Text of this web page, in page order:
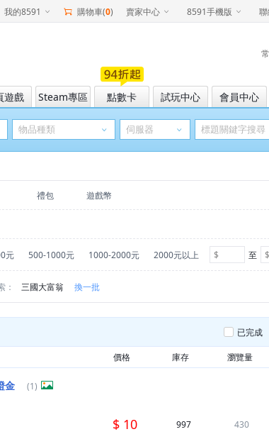
我的8591 購物車(0) 賣家中心 8591手機版
遊戲 Steam專區 點數卡 試玩中心 會員中心
禮包 遊戲幣
元 500-1000元 1000-2000元 2000元以上 至
： 三國大富翁 換一批
已完成
價格 庫存 瀏覽量
金
(1)
$ 10 997 430